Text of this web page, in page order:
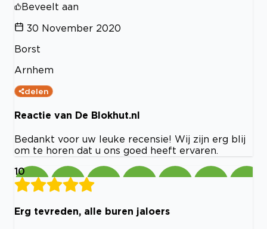
Beveelt aan
30 November 2020
Borst
Arnhem
delen
Reactie van De Blokhut.nl
Bedankt voor uw leuke recensie! Wij zijn erg blij
om te horen dat u ons goed heeft ervaren.
10
Erg tevreden, alle buren jaloers